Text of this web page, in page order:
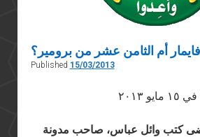
بوستات من فيسبوك
Languages
أم الثامن عشر من برومير؟
Published 15/03/2013
مايو ٢٠١٣
كتب وائل عباس، صاحب مدونة